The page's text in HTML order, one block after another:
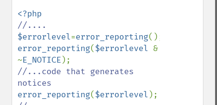
$errorlevel=error_reporting
error_reporting($errorlevel &
~E_NOTICE
//...code that generates
error_reporting($errorlevel